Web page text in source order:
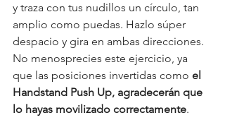
y traza con tus nudillos un círculo, tan
amplio como puedas. Hazlo súper
despacio y gira en ambas direcciones.
No menosprecies este ejercicio, ya
que las posiciones invertidas como el
Handstand Push Up, agradecerán que
lo hayas movilizado correctamente.